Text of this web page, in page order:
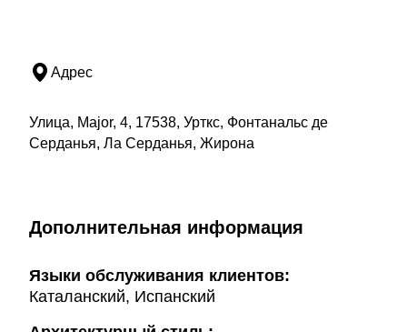
Адрес
Улица, Major, 4, 17538, Урткс, Фонтанальс де
Серданья, Ла Серданья, Жирона
Дополнительная информация
Языки обслуживания клиентов:
Каталанский, Испанский